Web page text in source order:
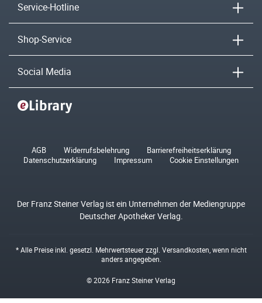
Service-Hotline
Shop-Service
Social Media
AGB Widerrufsbelehrung
Barrierefreiheitserklärung
Datenschutzerklärung
Impressum Cookie Einstellungen
Der Franz Steiner Verlag ist ein Unternehmen der Mediengruppe
Deutscher Apotheker Verlag.
* Alle Preise inkl. gesetzl. Mehrwertsteuer zzgl. Versandkosten , wenn nicht
anders angegeben.
© 2026 Franz Steiner Verlag